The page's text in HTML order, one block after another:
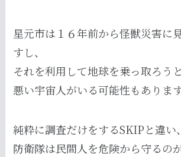
星元市は１６年前から怪獣災害に
すし、
それを利用して地球を乗っ取ろうと
悪い宇宙人がいる可能性もあります
純粋に調査だけをするSKIPと違い、
防衛隊は民間人を危険から守るの